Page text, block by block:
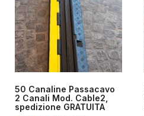
50 Canaline Passacavo
2 Canali Mod. Cable2,
spedizione GRATUITA